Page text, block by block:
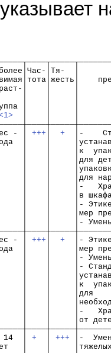
указывает
│Тя-  │
│    │     │
│ная     │    │     │
│    │     │
- │ +++ +
│-
│    │
│     │к
│     │для детей,
│    │
│    │     │для
│     │-
│     │в шкафах
│     │-
│     │мер
│     │-
- │ +++ +
│-
│    │     │мер
│    │     │-
│    │     │-
│
│     │к
│     │для
│    │
│     │-
│    │     │от
14  │ + +++ │-
│    │